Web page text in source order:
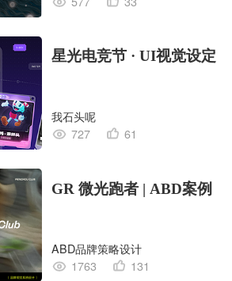
星光电竞节 · UI视觉设定
我石头呢
727
61
GR 微光跑者 | ABD案例
ABD品牌策略设计
1763
131